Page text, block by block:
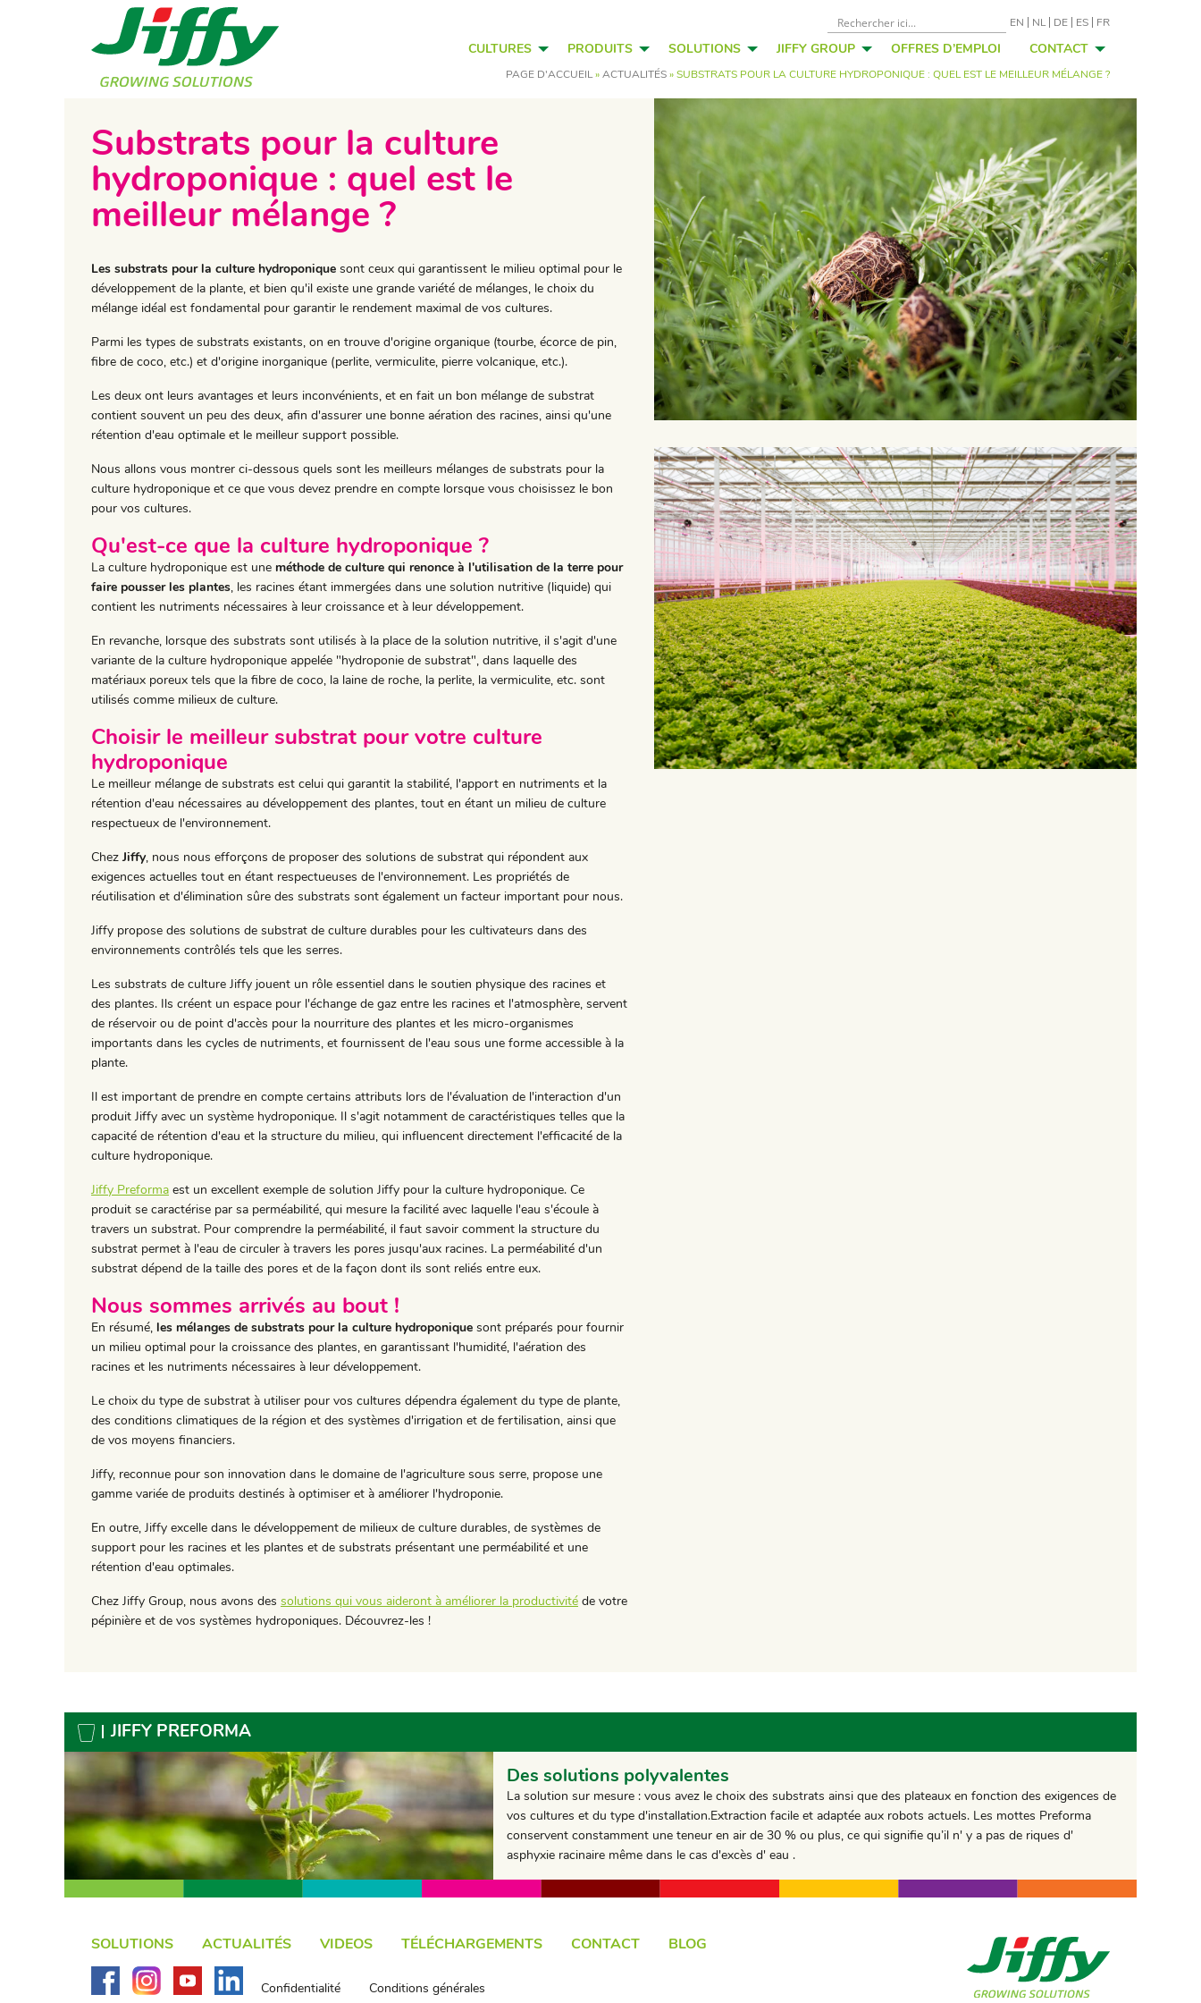
EN NL DE ES FR
CULTURES PRODUITS SOLUTIONS JIFFY GROUP OFFRES D’EMPLOI CONTACT
PAGE D'ACCUEIL»ACTUALITÉS»SUBSTRATS POUR LA CULTURE HYDROPONIQUE : QUEL EST LE MEILLEUR MÉLANGE ?
Substrats pour la culture
hydroponique : quel est le
meilleur mélange ?
Les substrats pour la culture hydroponique sont ceux qui garantissent le milieu optimal pour le
développement de la plante, et bien qu'il existe une grande variété de mélanges, le choix du
mélange idéal est fondamental pour garantir le rendement maximal de vos cultures.
Parmi les types de substrats existants, on en trouve d'origine organique (tourbe, écorce de pin,
fibre de coco, etc.) et d'origine inorganique (perlite, vermiculite, pierre volcanique, etc.).
Les deux ont leurs avantages et leurs inconvénients, et en fait un bon mélange de substrat
contient souvent un peu des deux, afin d'assurer une bonne aération des racines, ainsi qu'une
rétention d'eau optimale et le meilleur support possible.
Nous allons vous montrer ci-dessous quels sont les meilleurs mélanges de substrats pour la
culture hydroponique et ce que vous devez prendre en compte lorsque vous choisissez le bon
pour vos cultures.
Qu'est-ce que la culture hydroponique ?
La culture hydroponique est une méthode de culture qui renonce à l'utilisation de la terre pour
faire pousser les plantes, les racines étant immergées dans une solution nutritive (liquide) qui
contient les nutriments nécessaires à leur croissance et à leur développement.
En revanche, lorsque des substrats sont utilisés à la place de la solution nutritive, il s'agit d'une
variante de la culture hydroponique appelée "hydroponie de substrat", dans laquelle des
matériaux poreux tels que la fibre de coco, la laine de roche, la perlite, la vermiculite, etc. sont
utilisés comme milieux de culture.
Choisir le meilleur substrat pour votre culture
hydroponique
Le meilleur mélange de substrats est celui qui garantit la stabilité, l'apport en nutriments et la
rétention d'eau nécessaires au développement des plantes, tout en étant un milieu de culture
respectueux de l'environnement.
ChezJiffy, nous nous efforçons de proposer des solutions de substrat qui répondent aux
exigences actuelles tout en étant respectueuses de l'environnement. Les propriétés de
réutilisation et d'élimination sûre des substrats sont également un facteur important pour nous.
Jiffy propose des solutions de substrat de culture durables pour les cultivateurs dans des
environnements contrôlés tels que les serres.
Les substrats de culture Jiffy jouent un rôle essentiel dans le soutien physique des racines et
des plantes. Ils créent un espace pour l'échange de gaz entre les racines et l'atmosphère, servent
de réservoir ou de point d'accès pour la nourriture des plantes et les micro-organismes
importants dans les cycles de nutriments, et fournissent de l'eau sous une forme accessible à la
plante.
Il est important de prendre en compte certains attributs lors de l'évaluation de l'interaction d'un
produit Jiffy avec un système hydroponique. Il s'agit notamment de caractéristiques telles que la
capacité de rétention d'eau et la structure du milieu, qui influencent directement l'efficacité de la
culture hydroponique.
Jiffy Preforma est un excellent exemple de solution Jiffy pour la culture hydroponique. Ce
produit se caractérise par sa perméabilité, qui mesure la facilité avec laquelle l'eau s'écoule à
travers un substrat. Pour comprendre la perméabilité, il faut savoir comment la structure du
substrat permet à l'eau de circuler à travers les pores jusqu'aux racines. La perméabilité d'un
substrat dépend de la taille des pores et de la façon dont ils sont reliés entre eux.
Nous sommes arrivés au bout !
En résumé, les mélanges de substrats pour la culture hydroponique sont préparés pour fournir
un milieu optimal pour la croissance des plantes, en garantissant l'humidité, l'aération des
racines et les nutriments nécessaires à leur développement.
Le choix du type de substrat à utiliser pour vos cultures dépendra également du type de plante,
des conditions climatiques de la région et des systèmes d'irrigation et de fertilisation, ainsi que
de vos moyens financiers.
Jiffy, reconnue pour son innovation dans le domaine de l'agriculture sous serre, propose une
gamme variée de produits destinés à optimiser et à améliorer l'hydroponie.
En outre, Jiffy excelle dans le développement de milieux de culture durables, de systèmes de
support pour les racines et les plantes et de substrats présentant une perméabilité et une
rétention d'eau optimales.
Chez Jiffy Group, nous avons des solutions qui vous aideront à améliorer la productivité de votre
pépinière et de vos systèmes hydroponiques. Découvrez-les !
JIFFY PREFORMA
Des solutions polyvalentes
La solution sur mesure : vous avez le choix des substrats ainsi que des plateaux en fonction des exigences de
vos cultures et du type d'installation.Extraction facile et adaptée aux robots actuels. Les mottes Preforma
conservent constamment une teneur en air de 30 % ou plus, ce qui signifie qu’il n' y a pas de riques d'
asphyxie racinaire même dans le cas d'excès d' eau .
SOLUTIONS ACTUALITÉS VIDEOS TÉLÉCHARGEMENTS CONTACT BLOG
Confidentialité Conditions générales